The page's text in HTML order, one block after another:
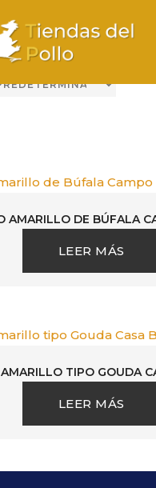
AMARILLO DE BÚFALA
LEER MÁS
TIPO GOUDA
LEER MÁS